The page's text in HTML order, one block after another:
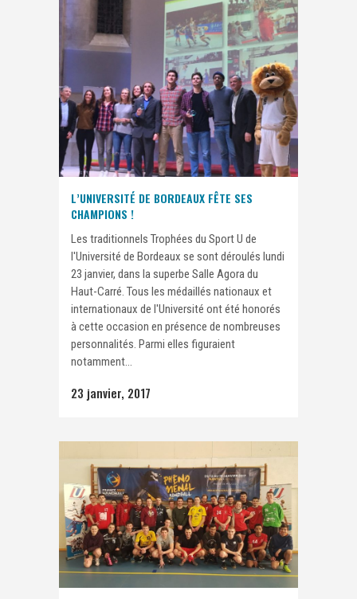
L’UNIVERSITÉ DE BORDEAUX FÊTE SES
CHAMPIONS !
Les traditionnels Trophées du Sport U de
l'Université de Bordeaux se sont déroulés lundi
23 janvier, dans la superbe Salle Agora du
Haut-Carré. Tous les médaillés nationaux et
internationaux de l'Université ont été honorés
à cette occasion en présence de nombreuses
personnalités. Parmi elles figuraient
notamment...
23 janvier, 2017